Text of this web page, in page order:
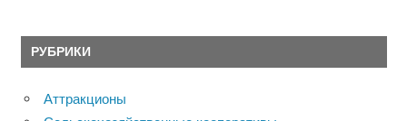
РУБРИКИ
Аттракционы